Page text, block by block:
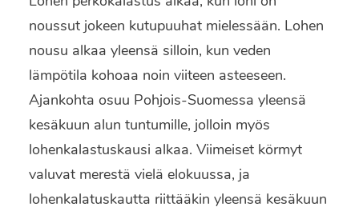
noussut jokeen kutupuuhat mielessään. Lohen
nousu alkaa yleensä silloin, kun veden
lämpötila kohoaa noin viiteen asteeseen.
Ajankohta osuu Pohjois-Suomessa yleensä
kesäkuun alun tuntumille, jolloin myös
lohenkalastuskausi alkaa. Viimeiset körmyt
valuvat merestä vielä elokuussa, ja
lohenkalatuskautta riittääkin yleensä kesäkuun